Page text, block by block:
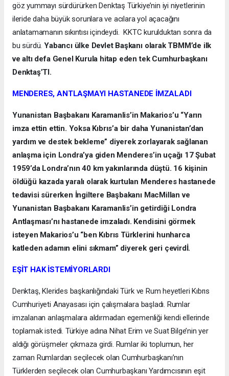
göz yummayı sürdürürken Denktaş Türkiye’nin iyi niyetlerinin
ileride daha büyük sorunlara ve acılara yol açacağını
anlatamamanın sıkıntısı içindeydi. KKTC kurulduktan sonra da
bu sürdü.Yabancı ülke Devlet Başkanı olarak TBMM’de ilk
ve altı defa Genel Kurula hitap eden tek Cumhurbaşkanı
Denktaş’TI.
MENDERES, ANTLAŞMAYI HASTANEDE İMZALADI
Yunanistan Başbakanı Karamanlis’in Makarios’u “Yarın
imza ettin ettin. Yoksa Kıbrıs’a bir daha Yunanistan’dan
yardım ve destek bekleme” diyerek zorlayarak sağlanan
anlaşma için Londra’ya giden Menderes’in uçağı 17 Şubat
1959’da Londra’nın 40 km yakınlarında düştü. 16 kişinin
öldüğü kazada yaralı olarak kurtulan Menderes hastanede
tedavisi sürerken İngiltere Başbakanı MacMillan ve
Yunanistan Başbakanı Karamanlis’in getirdiği Londra
Antlaşması’nı hastanede imzaladı. Kendisini görmek
isteyen Makarios’u “ben Kıbrıs Türklerini hunharca
katleden adamın elini sıkmam” diyerek geri çevirdİ.
EŞİT HAK İSTEMİYORLARDI
Denktaş, Klerides başkanlığındaki Türk ve Rum heyetleri Kıbrıs
Cumhuriyeti Anayasası için çalışmalara başladı. Rumlar
imzalanan anlaşmalara aldırmadan egemenliği kendi ellerinde
toplamak istedi. Türkiye adına Nihat Erim ve Suat Bilge’nin yer
aldığı görüşmeler çıkmaza girdi. Rumlar iki toplumun, her
zaman Rumlardan seçilecek olan Cumhurbaşkanı’nın
Türklerden seçilecek olan Cumhurbaşkanı Yardımcısının eşit